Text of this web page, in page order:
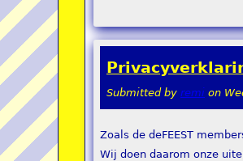
Submitted by remi on
Zoals de deFEEST
Wij doen daarom onze